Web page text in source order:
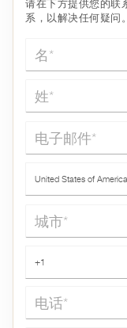
请在下方提供您的联
系，以解决任何疑问。
名*
姓*
电子邮件*
United States of
城市*
+1